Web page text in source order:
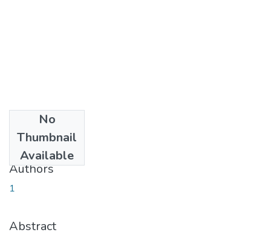
No
Thumbnail
Available
2016-04-25
Authors
1
Abstract